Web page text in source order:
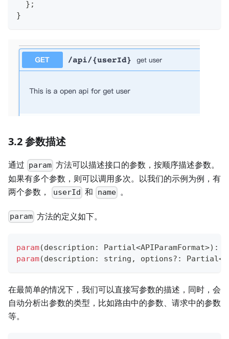
} ;
}
3.2 参数描述
通过 param 方法可以描述接口的参数，按顺序描述参数。
如果有多个参数，则可以调用多次。以我们的示例为例，有
两个参数，
userId 和 name 。
param 方法的定义如下。
param(description : Partial<APIParamFormat>) :
param(description : string , options? : Partial<
在最简单的情况下，我们可以直接写参数的描述，同时，会
自动分析出参数的类型，比如路由中的参数、请求中的参数
等。